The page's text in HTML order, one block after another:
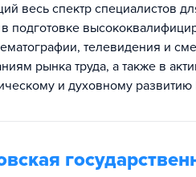
весь спектр специалистов
в подготовке
телевидения и
рынка труда, а также в
и духовному развитию